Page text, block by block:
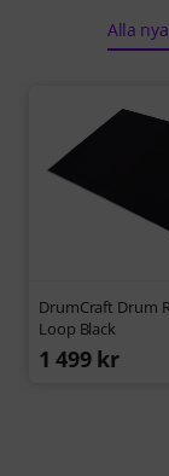
Alla
DrumCraft Drum
Loop Black
1 499 kr